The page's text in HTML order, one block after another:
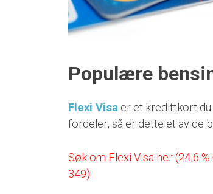
Populære
Flexi Visa er et kredittkort du
fordeler, så er dette et av de
Søk om Flexi Visa her (24,6
349).